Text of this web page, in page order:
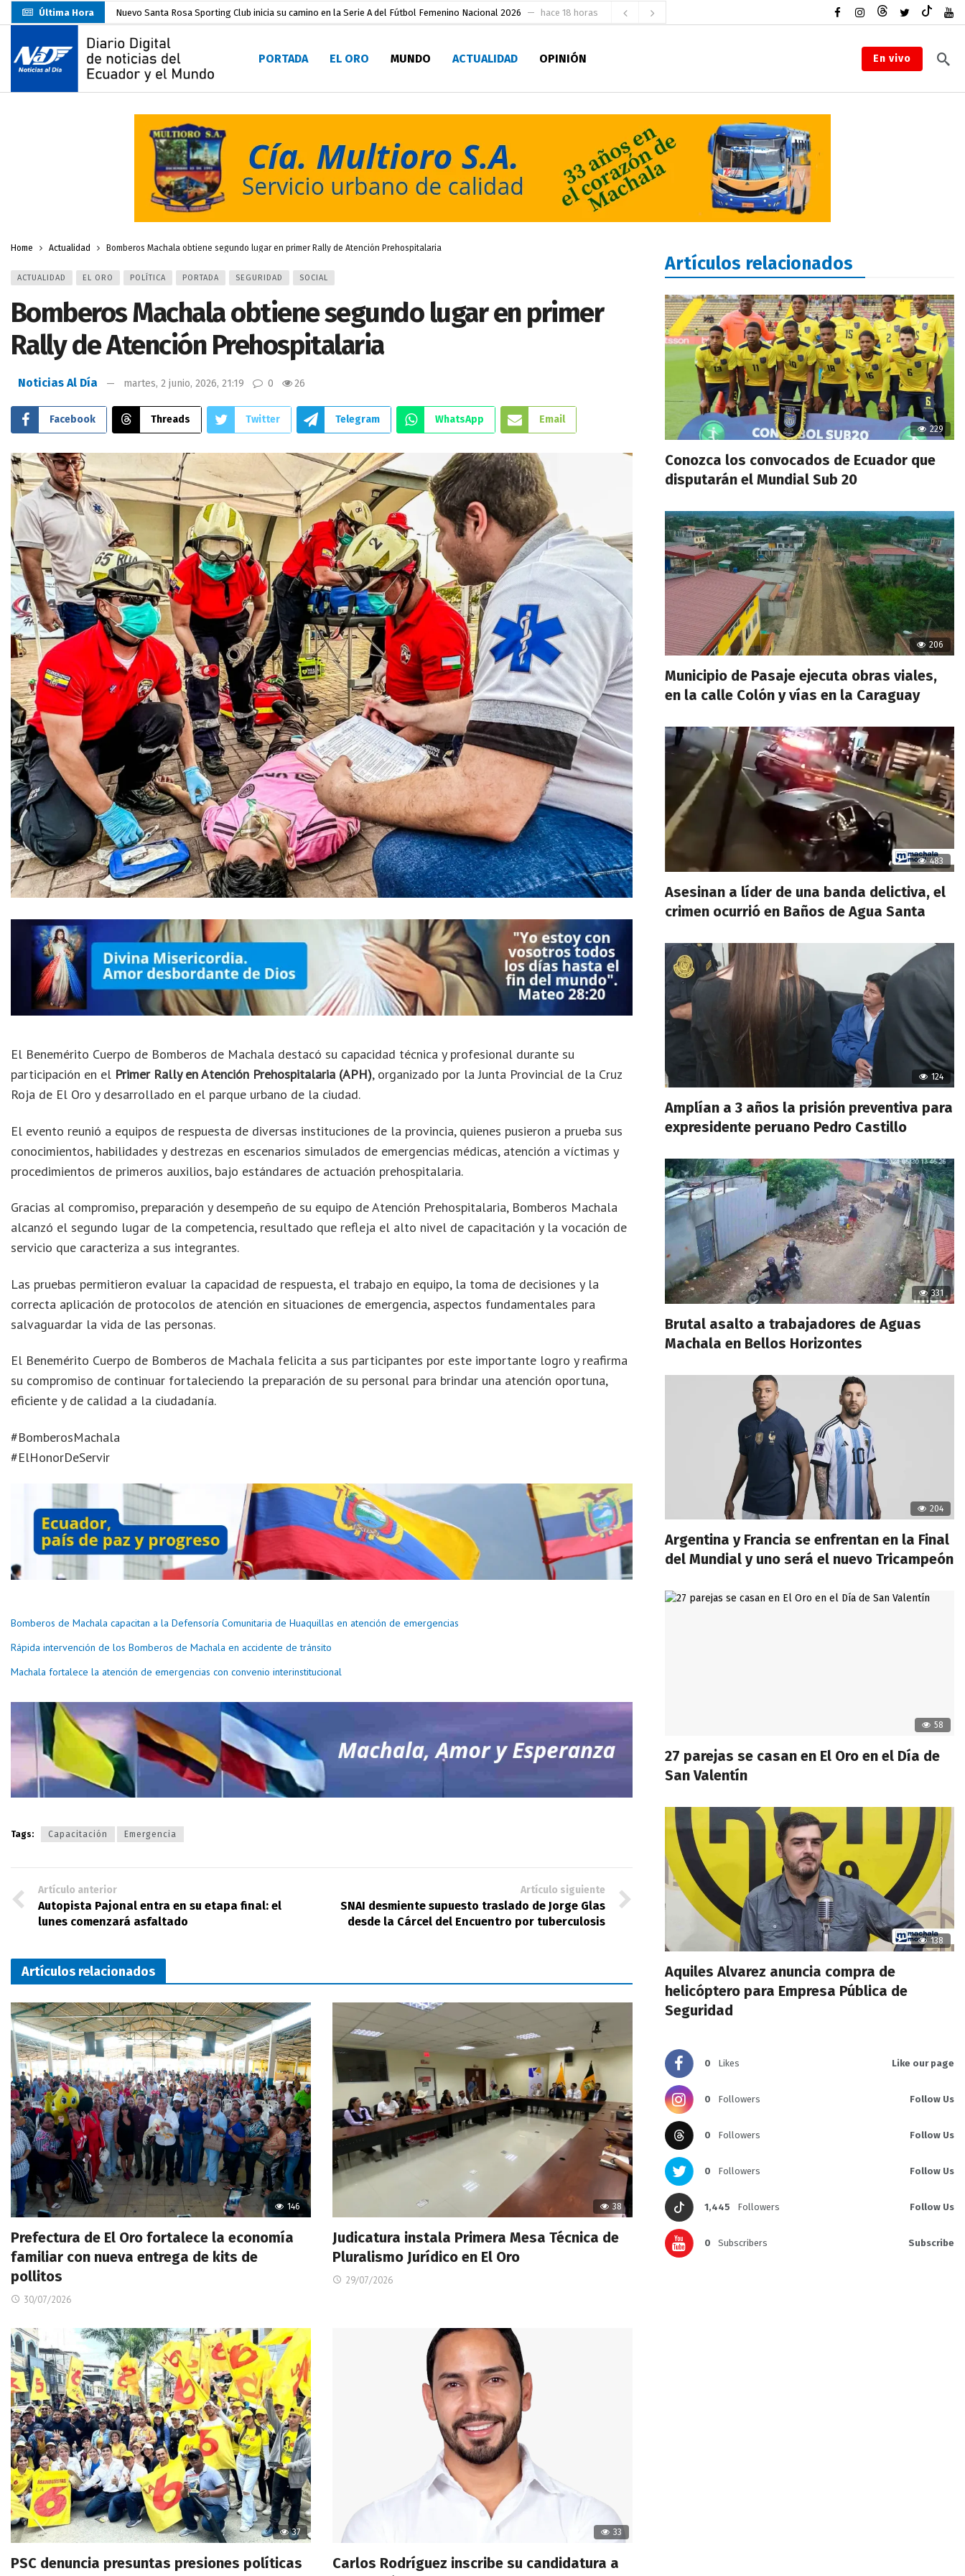
Última Hora Nuevo Santa Rosa Sporting Club inicia su camino en la Serie A del Fútbol Femenino Nacional 2026 hace 18 horas
UTMACH fortalece la formación especializada con su Maestría en Producción Animal
Unidad Popular confirma acuerdo político con RC, socialismo y Lista 70 en Pichincha y varias provincias hace 1 día
Delegación de El Oro fiscaliza propaganda electoral
Prefecto Clemente Bravo Inauguró Centro de Acopio Casa del Pescador Artesanal Orense
Carlos Rodríguez presentó documentación certificada para su inscripción a la alcaldía de Machala
Colombia reanuda venta de energía
Sin objeciones la candidatura de Carlos Rodríguez para la Alcaldía de Machala hace 1 hora
PORTADA EL ORO MUNDO ACTUALIDAD OPINIÓN En vivo
Home Actualidad Bomberos Machala obtiene segundo lugar en primer Rally de Atención Prehospitalaria
ACTUALIDAD EL ORO POLÍTICA PORTADA SEGURIDAD SOCIAL
Bomberos Machala obtiene segundo lugar en primer
Rally de Atención Prehospitalaria
Noticias Al Día martes, 2 junio, 2026, 21:19 0 26
Facebook Threads Twitter Telegram WhatsApp Email
El Benemérito Cuerpo de Bomberos de Machala destacó su capacidad técnica y profesional durante su
participación en el Primer Rally en Atención Prehospitalaria (APH), organizado por la Junta Provincial de la Cruz
Roja de El Oro y desarrollado en el parque urbano de la ciudad.
El evento reunió a equipos de respuesta de diversas instituciones de la provincia, quienes pusieron a prueba sus
conocimientos, habilidades y destrezas en escenarios simulados de emergencias médicas, atención a víctimas y
procedimientos de primeros auxilios, bajo estándares de actuación prehospitalaria.
Gracias al compromiso, preparación y desempeño de su equipo de Atención Prehospitalaria, Bomberos Machala
alcanzó el segundo lugar de la competencia, resultado que refleja el alto nivel de capacitación y la vocación de
servicio que caracteriza a sus integrantes.
Las pruebas permitieron evaluar la capacidad de respuesta, el trabajo en equipo, la toma de decisiones y la
correcta aplicación de protocolos de atención en situaciones de emergencia, aspectos fundamentales para
salvaguardar la vida de las personas.
El Benemérito Cuerpo de Bomberos de Machala felicita a sus participantes por este importante logro y reafirma
su compromiso de continuar fortaleciendo la preparación de su personal para brindar una atención oportuna,
eficiente y de calidad a la ciudadanía.
#BomberosMachala
#ElHonorDeServir
Bomberos de Machala capacitan a la Defensoría Comunitaria de Huaquillas en atención de emergencias
Rápida intervención de los Bomberos de Machala en accidente de tránsito
Machala fortalece la atención de emergencias con convenio interinstitucional
Tags: Capacitación Emergencia
Artículo anterior
Autopista Pajonal entra en su etapa final: el
lunes comenzará asfaltado
Artículo siguiente
SNAI desmiente supuesto traslado de Jorge Glas
desde la Cárcel del Encuentro por tuberculosis
Artículos relacionados
146
Prefectura de El Oro fortalece la economía
familiar con nueva entrega de kits de
pollitos
30/07/2026
38
Judicatura instala Primera Mesa Técnica de
Pluralismo Jurídico en El Oro
29/07/2026
37
PSC denuncia presuntas presiones políticas
33
Carlos Rodríguez inscribe su candidatura a
Artículos relacionados
229
Conozca los convocados de Ecuador que
disputarán el Mundial Sub 20
206
Municipio de Pasaje ejecuta obras viales,
en la calle Colón y vías en la Caraguay
483
Asesinan a líder de una banda delictiva, el
crimen ocurrió en Baños de Agua Santa
124
Amplían a 3 años la prisión preventiva para
expresidente peruano Pedro Castillo
331
Brutal asalto a trabajadores de Aguas
Machala en Bellos Horizontes
204
Argentina y Francia se enfrentan en la Final
del Mundial y uno será el nuevo Tricampeón
58
27 parejas se casan en El Oro en el Día de
San Valentín
138
Aquiles Alvarez anuncia compra de
helicóptero para Empresa Pública de
Seguridad
0 Likes Like our page
0 Followers Follow Us
0 Followers Follow Us
0 Followers Follow Us
1,445 Followers Follow Us
0 Subscribers Subscribe